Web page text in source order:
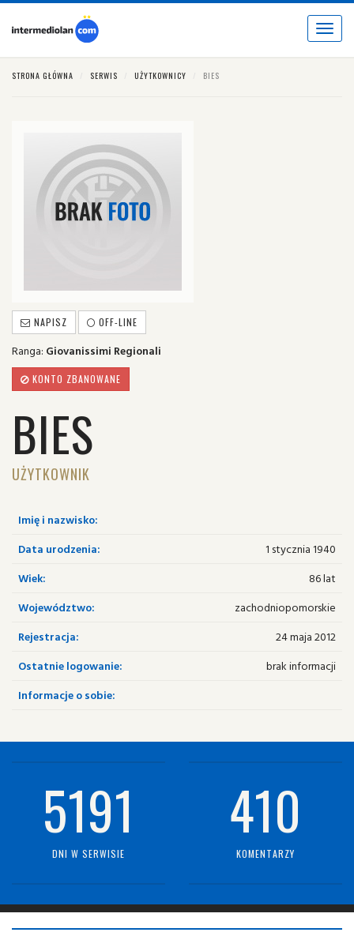
Toggle
STRONA GŁÓWNA SERWIS UŻYTKOWNICY BIES
NAPISZ OFF-LINE
Ranga: Giovanissimi Regionali
KONTO ZBANOWANE
BIES
UŻYTKOWNIK
Imię i nazwisko:
Data urodzenia:
1 stycznia 1940
Wiek:
86 lat
Województwo:
zachodniopomorskie
Rejestracja:
24 maja 2012
Ostatnie logowanie:
brak informacji
Informacje o sobie:
5191
DNI W SERWISIE
410
KOMENTARZY